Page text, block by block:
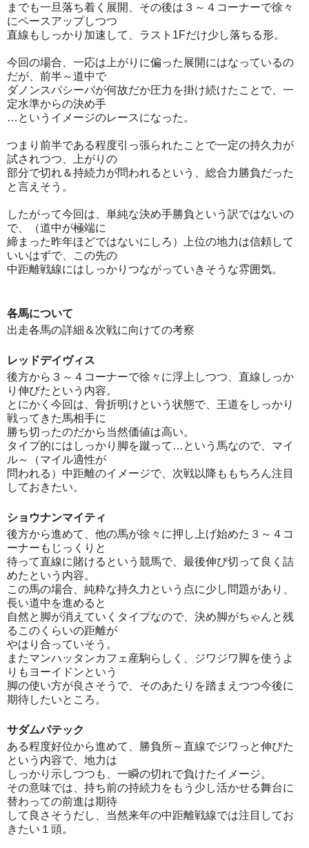
までも一旦落ち着く展開、その後は３～４コーナーで徐々
にペースアップしつつ
直線もしっかり加速して、ラスト1Fだけ少し落ちる形。
今回の場合、一応は上がりに偏った展開にはなっているの
だが、前半～道中で
ダノンスパシーバが何故だか圧力を掛け続けたことで、一
定水準からの決め手
…というイメージのレースになった。
つまり前半である程度引っ張られたことで一定の持久力が
試されつつ、上がりの
部分で切れ＆持続力が問われるという、総合力勝負だった
と言えそう。
したがって今回は、単純な決め手勝負という訳ではないの
で、（道中が極端に
締まった昨年ほどではないにしろ）上位の地力は信頼して
いいはずで、この先の
中距離戦線にはしっかりつながっていきそうな雰囲気。
各馬について
出走各馬の詳細＆次戦に向けての考察
レッドデイヴィス
後方から３～４コーナーで徐々に浮上しつつ、直線しっか
り伸びたという内容。
とにかく今回は、骨折明けという状態で、王道をしっかり
戦ってきた馬相手に
勝ち切ったのだから当然価値は高い。
タイプ的にはしっかり脚を蹴って…という馬なので、マイ
ル～（マイル適性が
問われる）中距離のイメージで、次戦以降ももちろん注目
しておきたい。
ショウナンマイティ
後方から進めて、他の馬が徐々に押し上げ始めた３～４コ
ーナーもじっくりと
待って直線に賭けるという競馬で、最後伸び切って良く詰
めたという内容。
この馬の場合、純粋な持久力という点に少し問題があり、
長い道中を進めると
自然と脚が消えていくタイプなので、決め脚がちゃんと残
るこのくらいの距離が
やはり合っていそう。
またマンハッタンカフェ産駒らしく、ジワジワ脚を使うよ
りもヨーイドンという
脚の使い方が良さそうで、そのあたりを踏まえつつ今後に
期待したいところ。
サダムパテック
ある程度好位から進めて、勝負所～直線でジワっと伸びた
という内容で、地力は
しっかり示しつつも、一瞬の切れで負けたイメージ。
その意味では、持ち前の持続力をもう少し活かせる舞台に
替わっての前進は期待
して良さそうだし、当然来年の中距離戦線では注目してお
きたい１頭。